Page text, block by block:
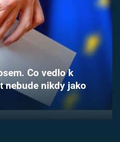
Co vedlo k
nebude nikdy jako